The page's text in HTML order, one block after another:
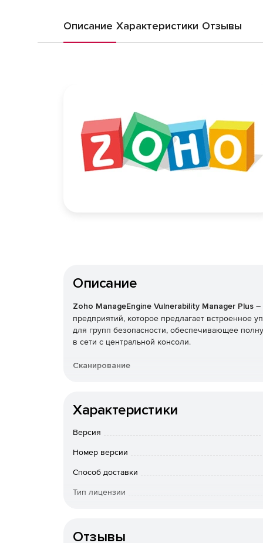
Описание Характеристики Отзывы
Описание
Zoho ManageEngine Vulnerability Manager Plus –
предприятий, которое предлагает встроенное
для групп безопасности, обеспечивающее
в сети с центральной консоли.
Сканирование
Использование аналитики, основанной на
Характеристики
Версия
Номер версии
Способ доставки
Тип лицензии
Отзывы